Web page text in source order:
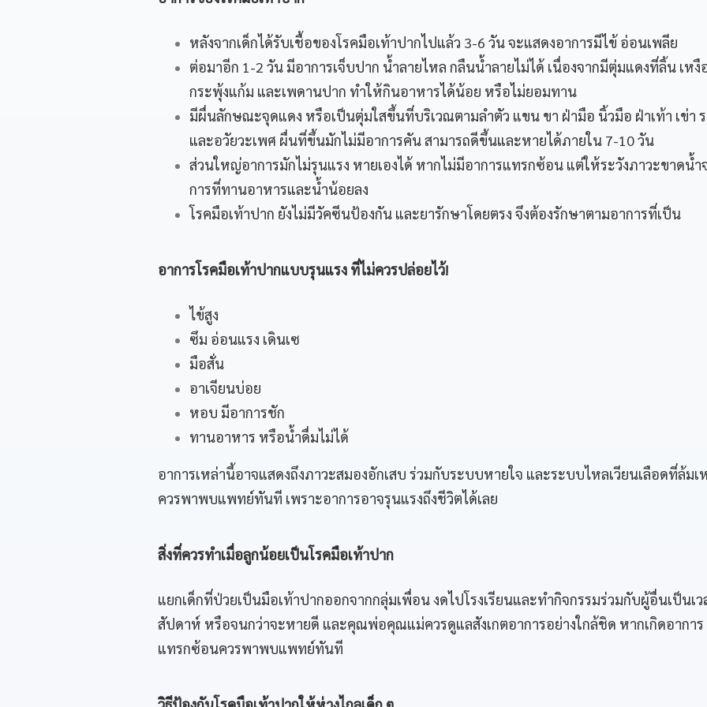
หลังจากเด็กได้รับเชื้อของโรคมือเท้าปากไปแล้ว 3-6 วัน จะแสดงอาการมีไข้ อ่อนเพลีย
ต่อมาอีก 1-2 วัน มีอาการเจ็บปาก น้ำลายไหล กลืนน้ำลายไม่ได้ เนื่องจากมีตุ่มแดงที่ลิ้น เหงื
กระพุ้งแก้ม และเพดานปาก ทำให้กินอาหารได้น้อย หรือไม่ยอมทาน
มีผื่นลักษณะจุดแดง หรือเป็นตุ่มใสขึ้นที่บริเวณตามลำตัว แขน ขา ฝ่ามือ นิ้วมือ ฝ่าเท้า เข่า
และอวัยวะเพศ ผื่นที่ขึ้นมักไม่มีอาการคัน สามารถดีขึ้นและหายได้ภายใน 7-10 วัน
ส่วนใหญ่อาการมักไม่รุนแรง หายเองได้ หากไม่มีอาการแทรกซ้อน แต่ให้ระวังภาวะขาดน้ำ
การที่ทานอาหารและน้ำน้อยลง
โรคมือเท้าปาก ยังไม่มีวัคซีนป้องกัน และยารักษาโดยตรง จึงต้องรักษาตามอาการที่เป็น
อาการโรคมือเท้าปากแบบรุนแรง ที่ไม่ควรปล่อยไว้!
ไข้สูง
ซึม อ่อนแรง เดินเซ
มือสั่น
อาเจียนบ่อย
หอบ มีอาการชัก
ทานอาหาร หรือน้ำดื่มไม่ได้
อาการเหล่านี้อาจแสดงถึงภาวะสมองอักเสบ ร่วมกับระบบหายใจ และระบบไหลเวียนเลือดที่ล้มเ
ควรพาพบแพทย์ทันที เพราะอาการอาจรุนแรงถึงชีวิตได้เลย
สิ่งที่ควรทำเมื่อลูกน้อยเป็นโรคมือเท้าปาก
แยกเด็กที่ป่วยเป็นมือเท้าปากออกจากกลุ่มเพื่อน งดไปโรงเรียนและทำกิจกรรมร่วมกับผู้อื่นเป็นเว
สัปดาห์ หรือจนกว่าจะหายดี และคุณพ่อคุณแม่ควรดูแลสังเกตอาการอย่างใกล้ชิด หากเกิดอาการ
แทรกซ้อนควรพาพบแพทย์ทันที